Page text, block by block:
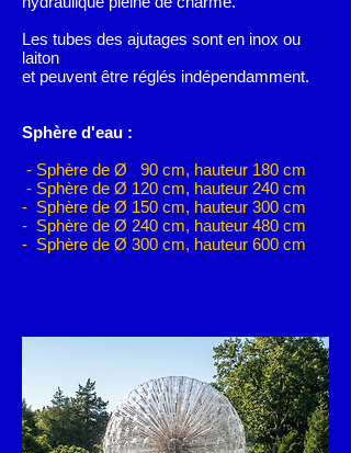
Les tubes des ajutages sont en inox ou
laiton
et peuvent être réglés indépendamment.
Sphère d'eau :
- Sphère de Ø 90 cm, hauteur 180 cm
- Sphère de Ø 120 cm, hauteur 240 cm
- Sphère de Ø 150 cm, hauteur 300 cm
- Sphère de Ø 240 cm, hauteur 480 cm
- Sphère de Ø 300 cm, hauteur 600 cm